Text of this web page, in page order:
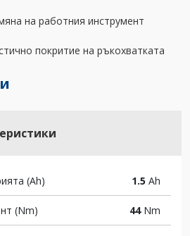
на работния инструмент
покритие на ръкохватката
(Ah) 1.5 Ah
(Nm) 44Nm